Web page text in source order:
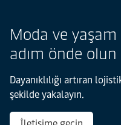
Moda ve
adım önde olun
Dayanıklılığı artıran
şekilde yakalayın.